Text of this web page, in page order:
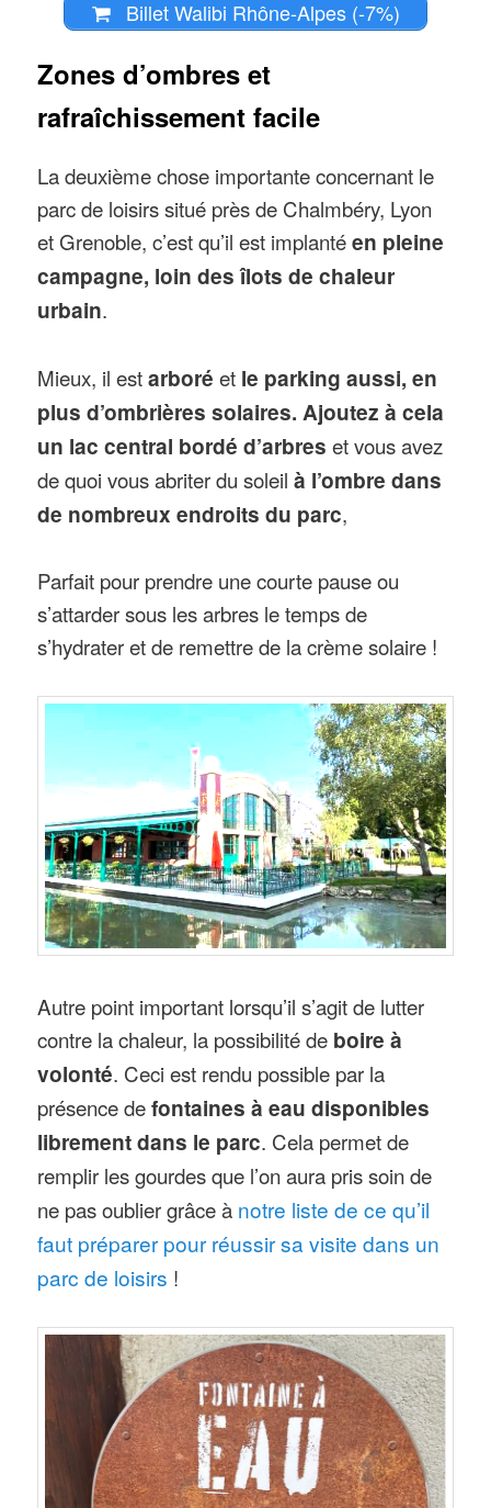
Billet Walibi Rhône-Alpes (-7%)
Zones d’ombres et
rafraîchissement facile
La deuxième chose importante concernant le
parc de loisirs situé près de Chalmbéry, Lyon
et Grenoble, c’est qu’il est implantéen pleine
campagne, loin des îlots de chaleur
urbain.
Mieux, il estarboré et le parking aussi, en
plus d’ombrières solaires. Ajoutez à cela
un lac central bordé d’arbres et vous avez
de quoi vous abriter du soleil à l’ombre dans
de nombreux endroits du parc,
Parfait pour prendre une courte pause ou
s’attarder sous les arbres le temps de
s’hydrater et de remettre de la crème solaire !
Autre point important lorsqu’il s’agit de lutter
contre la chaleur, la possibilité de boire à
volonté. Ceci est rendu possible par la
présence defontaines à eau disponibles
librement dans le parc. Cela permet de
remplir les gourdes que l’on aura pris soin de
ne pas oublier grâce à notre liste de ce qu’il
faut préparer pour réussir sa visite dans un
parc de loisirs !